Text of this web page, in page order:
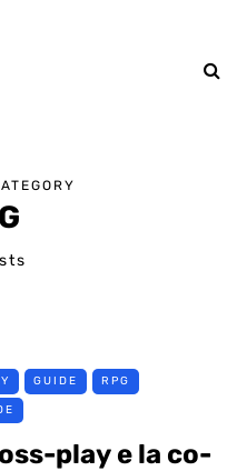
GUIDE RPG
play e la co-